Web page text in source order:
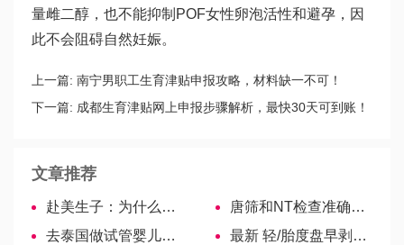
量雌二醇，也不能抑制POF女性卵泡活性和避孕，因
此不会阻碍自然妊娠。
上一篇: 南宁男职工生育津贴申报攻略，材料缺一不可！
下一篇: 成都生育津贴网上申报步骤解析，最快30天可到账！
文章推荐
赴美生子：为什么你还要驻足观望？
唐筛和NT检查准确率对比，区别看这里!
去泰国做试管婴儿，夫妻双方各要满足哪些条件？
最新 轻/胎度盘早剥症状要分清，b超、阴超检查判断不能落下